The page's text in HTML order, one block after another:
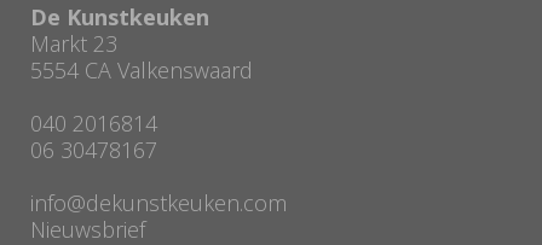
De Kunstkeuken
Markt 23
5554 CA Valkenswaard
040 2016814
06 30478167
info@dekunstkeuken.com
Nieuwsbrief